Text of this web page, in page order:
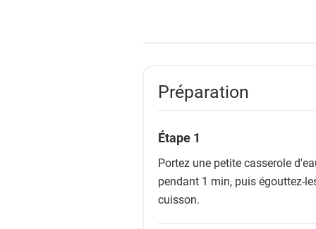
Préparation
Étape 1
Portez une petite casserole
pendant 1 min, puis égouttez-
cuisson.